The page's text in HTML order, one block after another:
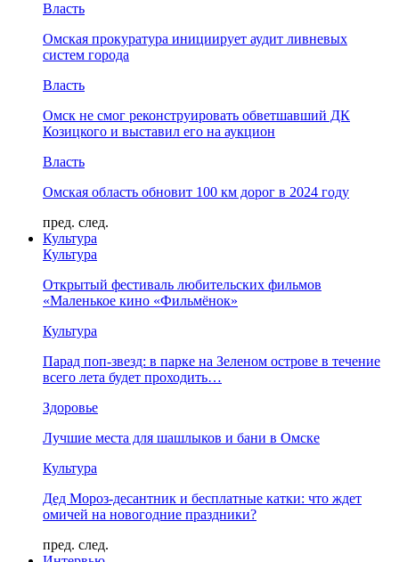
Власть
Омская прокуратура инициирует аудит ливневых
систем города
Власть
Омск не смог реконструировать обветшавший ДК
Козицкого и выставил его на аукцион
Власть
Омская область обновит 100 км дорог в 2024 году
пред. след.
Культура
Культура
Открытый фестиваль любительских фильмов
«Маленькое кино «Фильмёнок»
Культура
Парад поп-звезд: в парке на Зеленом острове в течение
всего лета будет проходить…
Здоровье
Лучшие места для шашлыков и бани в Омске
Культура
Дед Мороз-десантник и бесплатные катки: что ждет
омичей на новогодние праздники?
пред. след.